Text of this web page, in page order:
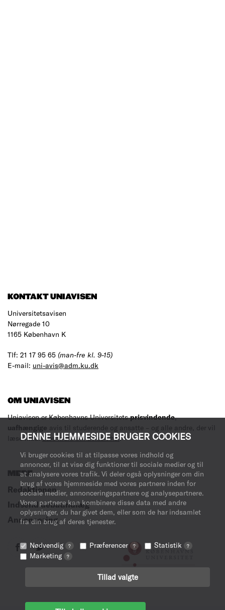
DENNE HJEMMESIDE BRUGER COOKIES
Vi bruger cookies til at tilpasse vores indhold og
annoncer, til at vise dig funktioner til sociale medier og til
at analysere vores trafik. Vi deler også oplysninger om din
brug af vores hjemmeside med vores partnere inden for
sociale medier, annonceringspartnere og analysepartnere.
Vores partnere kan kombinere disse data med andre
oplysninger, du har givet dem, eller som de har indsamlet
fra din brug af deres tjenester.
Nødvendig ? Præferencer ? Statistik ?
Marketing ?
Tillad valgte
KONTAKT UNIAVISEN
Universitetsavisen
Nørregade 10
1165 København K
Tlf: 21 17 95 65 (man-fre kl. 9-15)
E-mail: uni-avis@adm.ku.dk
OM UNIAVISEN
Uniavisen er Københavns Universitetsprisvindende,
uafhængige avis til studerende og ansatte – og alle andre, der vil
læse med.Læs mere om avisen her.
MERE
Redaktionen
Indsend debatindlæg
Annoncering